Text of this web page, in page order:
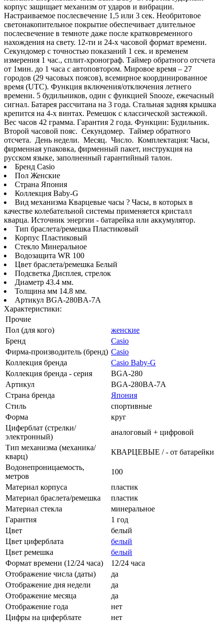
корпус защищает механизм от ударов и вибрации.
Настраиваемое послесвечение 1,5 или 3 сек. Необритовое
светонакопительное покрытие обеспечивает длительное
послесвечение в темноте даже после кратковременного
нахождения на свету. 12-ти и 24-х часовой формат времени.
Секундомер с точностью показаний 1 сек. и временем
измерения 1 час., сплит-хронограф. Таймер обратного отсчета
от 1мин. до 1 часа с автоповтором. Мировое время – 27
городов (29 часовых поясов), всемирное координированное
время (UTC). Функция включения/отключения летнего
времени. 5 будильников, один с функцией Snooze, ежечасный
сигнал. Батарея рассчитана на 3 года. Стальная задняя крышка
крепится на 4-х винтах. Ремешок с классической застежкой.
Вес часов 42 грамма. Гарантия 2 года. Функции: Будильник.
Второй часовой пояс. Секундомер. Tаймер обратного
отсчета. День недели. Месяц. Число. Комплектация: Часы,
фирменная упаковка, фирменный пакет, инструкция на
русском языке, заполненный гарантийный талон.
Бренд Casio
Пол Женские
Страна Япония
Коллекция Baby-G
Вид механизма Кварцевые часы ? Часы, в которых в
качестве колебательной системы применяется кристалл
кварца. Источник энергии - батарейка или аккумулятор.
Тип браслета/ремешка Пластиковый
Корпус Пластиковый
Стекло Минеральное
Водозащита WR 100
Цвет браслета/ремешка Белый
Подсветка Дисплея, стрелок
Диаметр 43.4 мм.
Толщина мм 14.8 мм.
Артикул BGA-280BA-7A
Характеристики:
Прочие
Пол (для кого)
женские
Бренд
Casio
Фирма-производитель (бренд) Casio
Коллекция бренда
Casio Baby-G
Коллекция бренда - серия
BGA-280
Артикул
BGA-280BA-7A
Страна бренда
Япония
Стиль
спортивные
Форма
круг
Циферблат (стрелки/
электронный)
аналоговый + цифровой
Тип механизма (механика/
кварц)
КВАРЦЕВЫЕ / - от батарейки
Водонепроницаемость,
метров
100
Материал корпуса
пластик
Материал браслета/ремешка
пластик
Материал стекла
минеральное
Гарантия
1 год
Цвет
белый
Цвет циферблата
белый
Цвет ремешка
белый
Формат времени (12/24 часа)
12/24 часа
Отображение числа (даты)
да
Отображение дня недели
да
Отображение месяца
да
Отображение года
нет
Цифры на циферблате
нет